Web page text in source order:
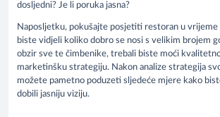
dosljedni? Je li poruka jasna?
Naposljetku, pokušajte posjetiti restoran u vrijeme
biste vidjeli koliko dobro se nosi s velikim brojem
obzir sve te čimbenike, trebali biste moći
marketinšku strategiju. Nakon analize strategija
možete pametno poduzeti sljedeće mjere kako
dobili jasniju viziju.